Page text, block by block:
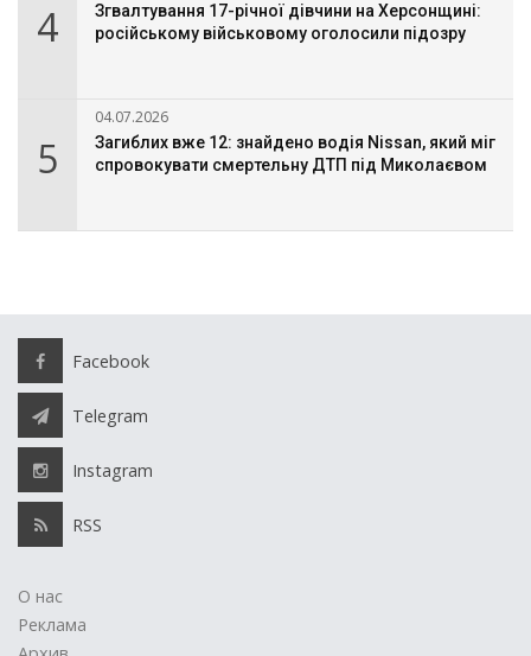
4
Згвалтування 17-річної дівчини на Херсонщині:
російському військовому оголосили підозру
5
04.07.2026
Загиблих вже 12: знайдено водія Nissan, який міг
спровокувати смертельну ДТП під Миколаєвом
Facebook
Telegram
Instagram
RSS
О нас
Реклама